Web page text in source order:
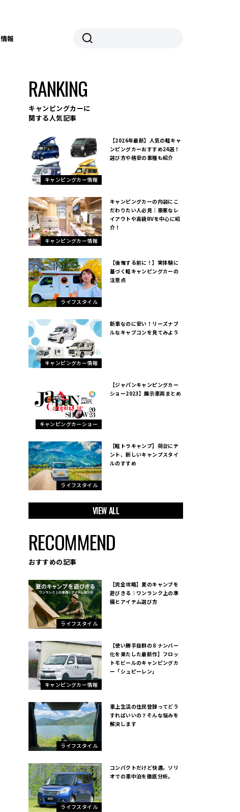
情報
RANKING
キャンピングカーに
関する人気記事
キャンピングカー情報
【2026年最新】人気の軽キャ
ンピングカーおすすめ24選！
選び方や格安の車種も紹介
キャンピングカー情報
キャンピングカーの内装にこ
だわりたい人必見｜豪華なレ
イアウトや高級RVを中心に紹
介！
ライフスタイル
【後悔する前に！】実体験に
基づく軽キャンピングカーの
注意点
キャンピングカー情報
新車なのに安い！リーズナブ
ルなキャブコンを見てみよう
キャンピングカーショー
【ジャパンキャンピングカー
ショー2023】展示車両まとめ
ライフスタイル
【軽トラキャンプ】荷台にテ
ント、新しいキャンプスタイ
ルのすすめ
VIEW ALL
RECOMMEND
おすすめの記事
ライフスタイル
【完全攻略】夏のキャンプを
遊びきる｜ワンランク上の準
備とアイテム選び方
キャンピングカー情報
【使い勝手抜群の８ナンバー
化を果たした最新作】フロッ
トモビールのキャンピングカ
ー「シュピーレン」
ライフスタイル
車上生活の住民登録ってどう
すればいいの？そんな悩みを
解決します
ライフスタイル
コンパクトだけど快適。ソリ
オでの車中泊を徹底分析。